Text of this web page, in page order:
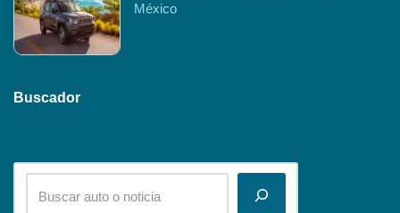
México
Buscador